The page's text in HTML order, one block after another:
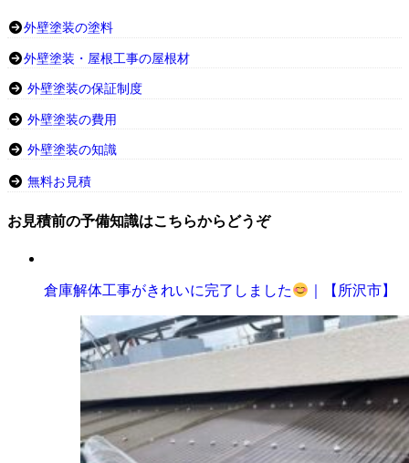
外壁塗装の塗料
外壁塗装・屋根工事の屋根材
外壁塗装の保証制度
外壁塗装の費用
外壁塗装の知識
無料お見積
お見積前の予備知識はこちらからどうぞ
倉庫解体工事がきれいに完了しました ｜【所沢市】